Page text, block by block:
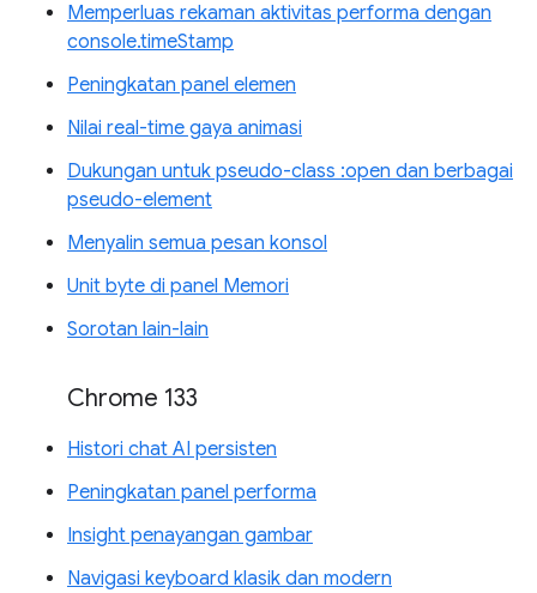
Memperluas rekaman aktivitas performa dengan
console.timeStamp
Peningkatan panel elemen
Nilai real-time gaya animasi
Dukungan untuk pseudo-class :open dan berbagai
pseudo-element
Menyalin semua pesan konsol
Unit byte di panel Memori
Sorotan lain-lain
Chrome 133
Histori chat AI persisten
Peningkatan panel performa
Insight penayangan gambar
Navigasi keyboard klasik dan modern